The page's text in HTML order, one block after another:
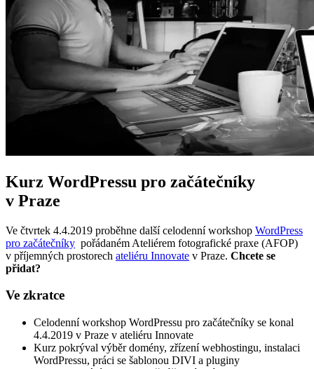
Kurz WordPressu pro začátečníky
v Praze
Ve čtvrtek 4.4.2019 proběhne další celodenní workshop WordPress
pro začátečníky pořádaném Ateliérem fotografické praxe (AFOP)
v příjemných prostorech ateliéru Innovate v Praze. Chcete se
přidat?
Ve zkratce
Celodenní workshop WordPressu pro začátečníky se konal
4.4.2019 v Praze v ateliéru Innovate
Kurz pokrýval výběr domény, zřízení webhostingu, instalaci
WordPressu, práci se šablonou DIVI a pluginy